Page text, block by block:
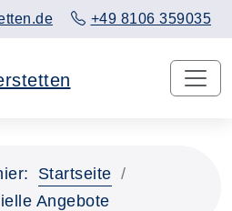
+49 8106 359035
Startseite
Angebote